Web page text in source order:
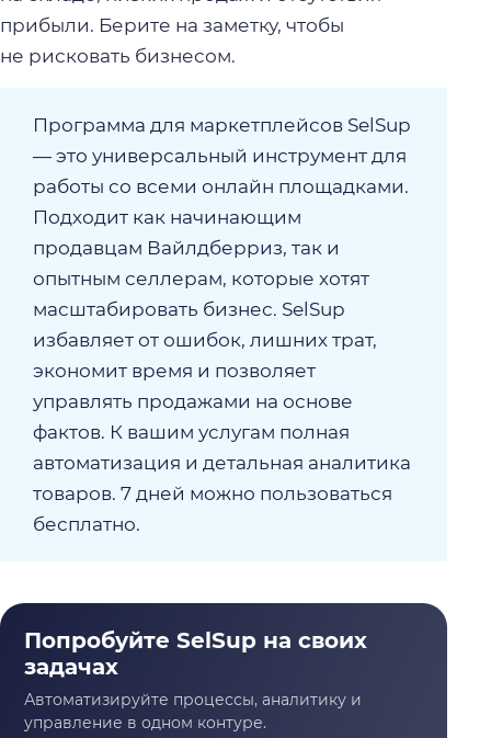
прибыли. Берите на заметку, чтобы
не рисковать бизнесом.
Программа для маркетплейсов SelSup
— это универсальный инструмент для
работы со всеми онлайн площадками.
Подходит как начинающим
продавцам Вайлдберриз, так и
опытным селлерам, которые хотят
масштабировать бизнес. SelSup
избавляет от ошибок, лишних трат,
экономит время и позволяет
управлять продажами на основе
фактов. К вашим услугам полная
автоматизация и детальная аналитика
товаров. 7 дней можно пользоваться
бесплатно.